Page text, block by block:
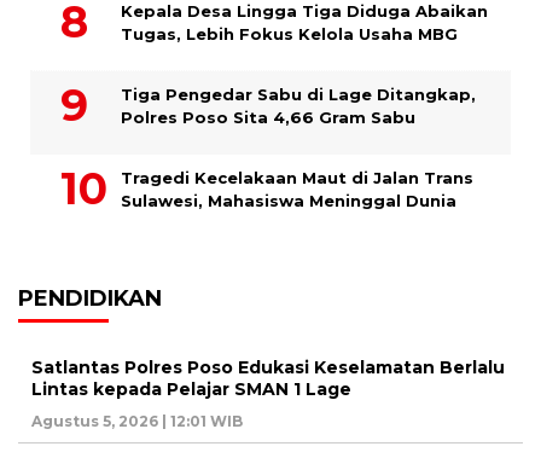
Kepala Desa Lingga Tiga Diduga Abaikan
Tugas, Lebih Fokus Kelola Usaha MBG
Tiga Pengedar Sabu di Lage Ditangkap,
Polres Poso Sita 4,66 Gram Sabu
Tragedi Kecelakaan Maut di Jalan Trans
Sulawesi, Mahasiswa Meninggal Dunia
PENDIDIKAN
Satlantas Polres Poso Edukasi Keselamatan Berlalu
Lintas kepada Pelajar SMAN 1 Lage
Agustus 5, 2026 | 12:01 WIB